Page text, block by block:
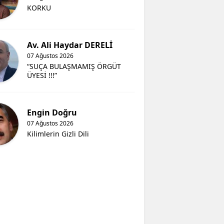
KORKU
Av. Ali Haydar DERELİ
07 Ağustos 2026
“SUÇA BULAŞMAMIŞ ÖRGÜT
ÜYESİ !!!”
Engin Doğru
07 Ağustos 2026
Kilimlerin Gizli Dili